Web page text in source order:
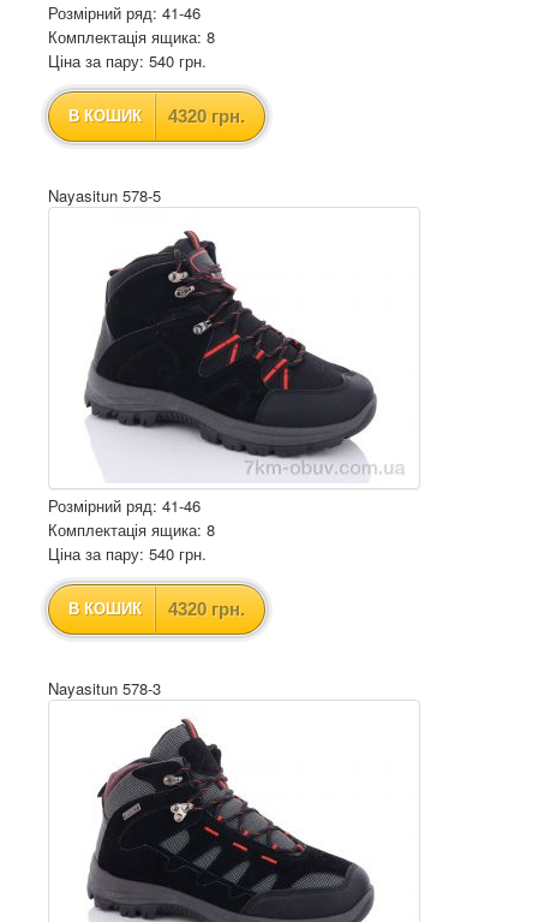
Розмірний ряд: 41-46
Комплектація ящика: 8
Ціна за пару: 540 грн.
В КОШИК 4320 грн.
Nayasitun 578-5
Розмірний ряд: 41-46
Комплектація ящика: 8
Ціна за пару: 540 грн.
В КОШИК 4320 грн.
Nayasitun 578-3